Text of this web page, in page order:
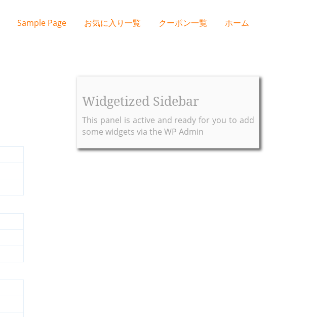
Sample Page お気に入り一覧 クーポン一覧 ホーム
Widgetized Sidebar
This panel is active and ready for you to add
some widgets via the WP Admin